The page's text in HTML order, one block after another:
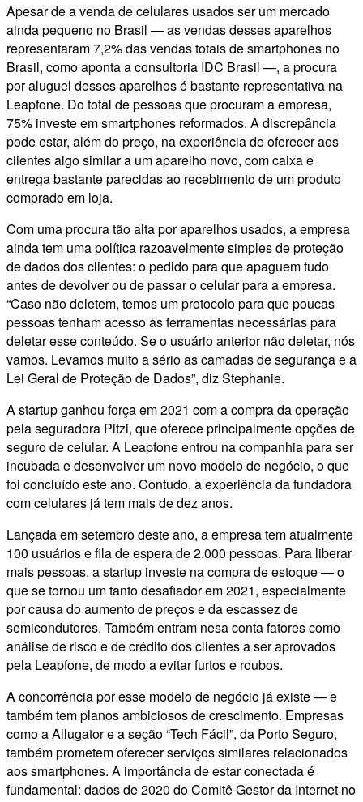
Apesar de a venda de celulares usados ser um mercado
ainda pequeno no Brasil — as vendas desses aparelhos
representaram 7,2% das vendas totais de smartphones no
Brasil, como aponta a consultoria IDC Brasil —, a procura
por aluguel desses aparelhos é bastante representativa na
Leapfone. Do total de pessoas que procuram a empresa,
75% investe em smartphones reformados. A discrepância
pode estar, além do preço, na experiência de oferecer aos
clientes algo similar a um aparelho novo, com caixa e
entrega bastante parecidas ao recebimento de um produto
comprado em loja.
Com uma procura tão alta por aparelhos usados, a empresa
ainda tem uma política razoavelmente simples de proteção
de dados dos clientes: o pedido para que apaguem tudo
antes de devolver ou de passar o celular para a empresa.
“Caso não deletem, temos um protocolo para que poucas
pessoas tenham acesso às ferramentas necessárias para
deletar esse conteúdo. Se o usuário anterior não deletar, nós
vamos. Levamos muito a sério as camadas de segurança e a
Lei Geral de Proteção de Dados”, diz Stephanie.
A startup ganhou força em 2021 com a compra da operação
pela seguradora Pitzi, que oferece principalmente opções de
seguro de celular. A Leapfone entrou na companhia para ser
incubada e desenvolver um novo modelo de negócio, o que
foi concluído este ano. Contudo, a experiência da fundadora
com celulares já tem mais de dez anos.
Lançada em setembro deste ano, a empresa tem atualmente
100 usuários e fila de espera de 2.000 pessoas. Para liberar
mais pessoas, a startup investe na compra de estoque — o
que se tornou um tanto desafiador em 2021, especialmente
por causa do aumento de preços e da escassez de
semicondutores. Também entram nesa conta fatores como
análise de risco e de crédito dos clientes a ser aprovados
pela Leapfone, de modo a evitar furtos e roubos.
A concorrência por esse modelo de negócio já existe — e
também tem planos ambiciosos de crescimento. Empresas
como a Allugator e a seção “Tech Fácil”, da Porto Seguro,
também prometem oferecer serviços similares relacionados
aos smartphones. A importância de estar conectada é
fundamental: dados de 2020 do Comitê Gestor da Internet no